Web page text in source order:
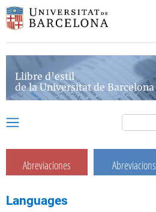
Llibre d’estil
de la Universitat de Barcelona
Abreviaciones Abreviacions
Languages